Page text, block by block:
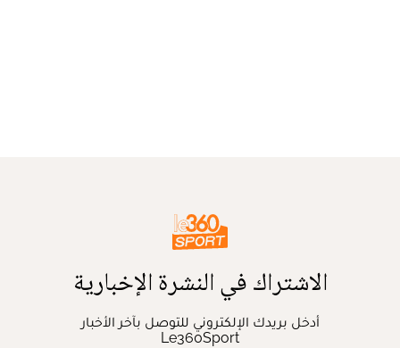
الاشتراك في النشرة الإخبارية
أدخل بريدك الإلكتروني للتوصل بآخر الأخبار
Le360Sport